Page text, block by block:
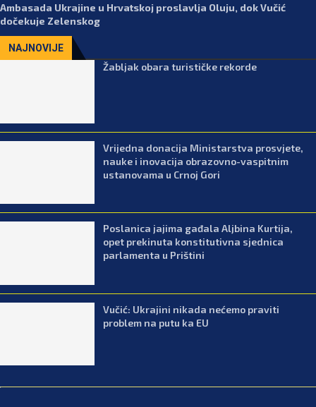
Ambasada Ukrajine u Hrvatskoj proslavlja Oluju, dok Vučić
dočekuje Zelenskog
NAJNOVIJE
Žabljak obara turističke rekorde
Vrijedna donacija Ministarstva prosvjete,
nauke i inovacija obrazovno-vaspitnim
ustanovama u Crnoj Gori
Poslanica jajima gađala Aljbina Kurtija,
opet prekinuta konstitutivna sjednica
parlamenta u Prištini
Vučić: Ukrajini nikada nećemo praviti
problem na putu ka EU